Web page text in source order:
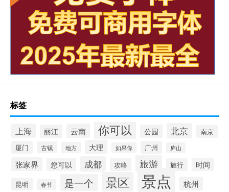
标签
上海 丽江 云南 你可以 公园 北京
南京
厦门
古镇 地方 大理 如果你 广州 庐山
张家界 您可以 成都 攻略 旅游 旅行 时间
昆明 春节 是一个 景区 景点 杭州